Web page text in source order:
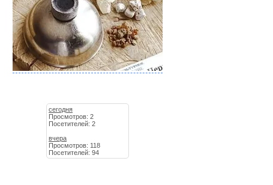
сегодня
Просмотров: 2
Посетителей: 2
вчера
Просмотров: 118
Посетителей: 94